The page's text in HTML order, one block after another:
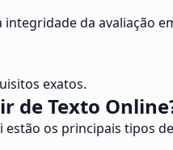
da avaliação
exatos.
de Texto
os principais tipos